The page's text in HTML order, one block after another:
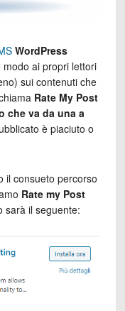
WordPress
ai propri lettori
sui contenuti che
Rate My Post
che va da una a
è piaciuto o
il consueto percorso
Rate my Post
sarà il seguente: